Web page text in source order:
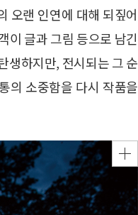
오랜 인연에 대해 되짚어
이 글과 그림 등으로 남긴
생하지만, 전시되는 그 순
의 소중함을 다시 작품을